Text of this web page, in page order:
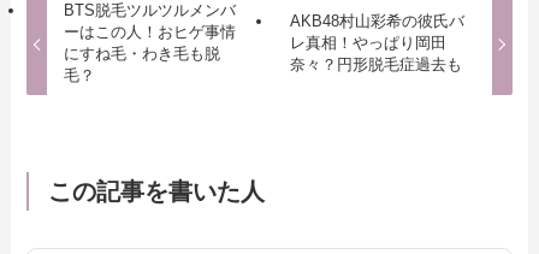
BTS脱毛ツルツルメンバ
ーはこの人！おヒゲ事情
にすね毛・わき毛も脱
毛？
AKB48村山彩希の彼氏バ
レ真相！やっぱり岡田
奈々？円形脱毛症過去も
この記事を書いた人